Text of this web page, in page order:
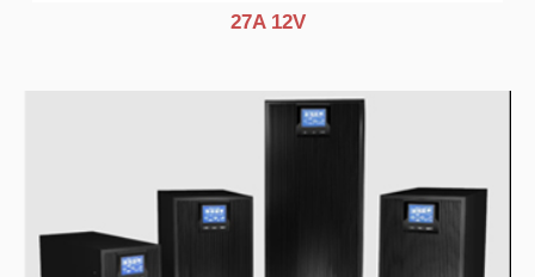
27A 12V